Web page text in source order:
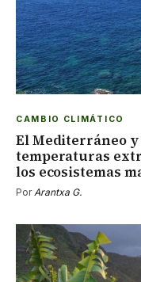
CAMBIO CLIMÁTICO
El Mediterráneo
temperaturas
los ecosistemas
Por Arantxa G.